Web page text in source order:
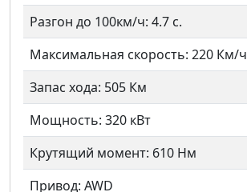
Разгон до 100км/ч: 4.7 с.
Максимальная скорость: 220 Км/ч
Запас хода: 505 Км
Мощность: 320 кВт
Крутящий момент: 610 Нм
Привод: AWD